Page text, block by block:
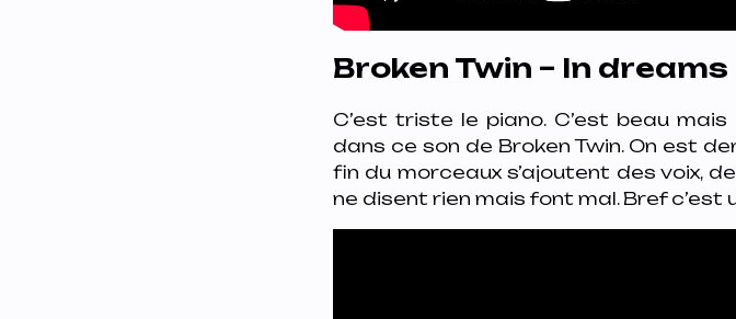
Broken Twin – In dreams
C’est triste le piano. C’est beau
dans ce son de Broken Twin. On est
fin du morceaux s’ajoutent des voix,
ne disent rien mais font mal. Bref c’est